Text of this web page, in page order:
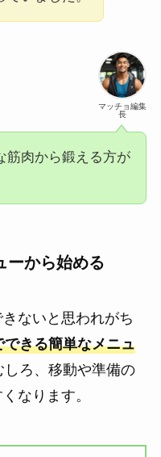
マッチョ編集
長
筋肉から鍛える方が
ーから始める
ないと思われがち
きる簡単なメニュ
しろ、移動や準備の
なります。